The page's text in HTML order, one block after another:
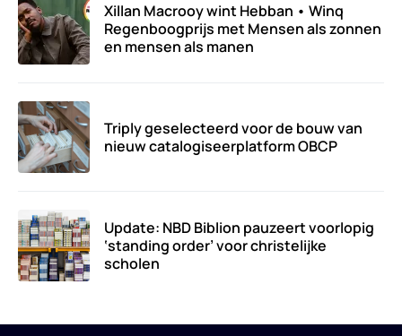
Xillan Macrooy wint Hebban • Winq
Regenboogprijs met Mensen als zonnen
en mensen als manen
Triply geselecteerd voor de bouw van
nieuw catalogiseerplatform OBCP
Update: NBD Biblion pauzeert voorlopig
‘standing order’ voor christelijke
scholen